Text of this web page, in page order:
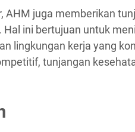
AHM juga memberikan
ini bertujuan untuk
lingkungan kerja yang
tunjangan